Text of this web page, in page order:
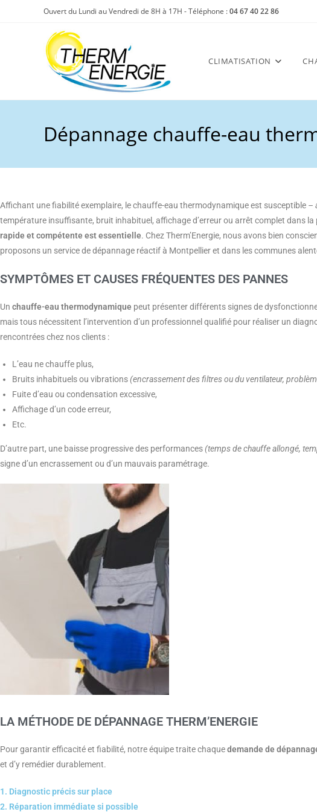
Ouvert du Lundi au Vendredi de 8H à 17H - Téléphone :04 67 40 22 86
CLIMATISATION
Dépannage chauffe-eau
Affichant une fiabilité exemplaire, le chauffe-eau thermodynamique est susceptible –
température insuffisante, bruit inhabituel, affichage d’erreur ou arrêt complet dans
rapide et compétente est essentielle. Chez Therm’Energie, nous avons bien
proposons un service de dépannage réactif à Montpellier et dans les communes
SYMPTÔMES ET CAUSES FRÉQUENTES DES PANNES
Un chauffe-eau thermodynamique peut présenter différents signes de
mais tous nécessitent l’intervention d’un professionnel qualifié pour réaliser un
rencontrées chez nos clients :
L’eau ne chauffe plus,
Bruits inhabituels ou vibrations(encrassement des filtres ou du ventilateur,
Fuite d’eau ou condensation excessive,
Affichage d’un code erreur,
Etc.
D’autre part, une baisse progressive des performances(temps de chauffe allongé,
signe d’un encrassement ou d’un mauvais paramétrage.
LA MÉTHODE DE DÉPANNAGE THERM’ENERGIE
Pour garantir efficacité et fiabilité, notre équipe traite chaquedemande de
et d’y remédier durablement.
1. Diagnostic précis sur place
2. Réparation immédiate si possible